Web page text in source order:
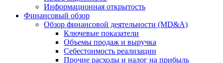
Информационная открытость
Финансовый обзор
Обзор финансовой деятельности (MD&A)
Ключевые показатели
Объемы продаж и выручка
Себестоимость реализации
Прочие расходы и налог на прибыль